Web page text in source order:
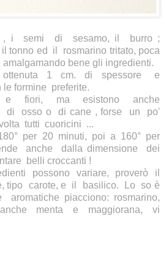
, i semi di sesamo, il burro ;
tonno ed il rosmarino tritato, poca
bene gli ingredienti.
ottenuta 1 cm. di spessore e
formine preferite.
fiori, ma esistono anche
di osso o di cane , forse un po'
tutti cuoricini ...
per 20 minuti, poi a 160° per
anche dalla dimensione dei
belli croccanti !
possono variare, proverò il
tipo carote, e il basilico. Lo so è
piacciono: rosmarino,
menta e maggiorana, vi